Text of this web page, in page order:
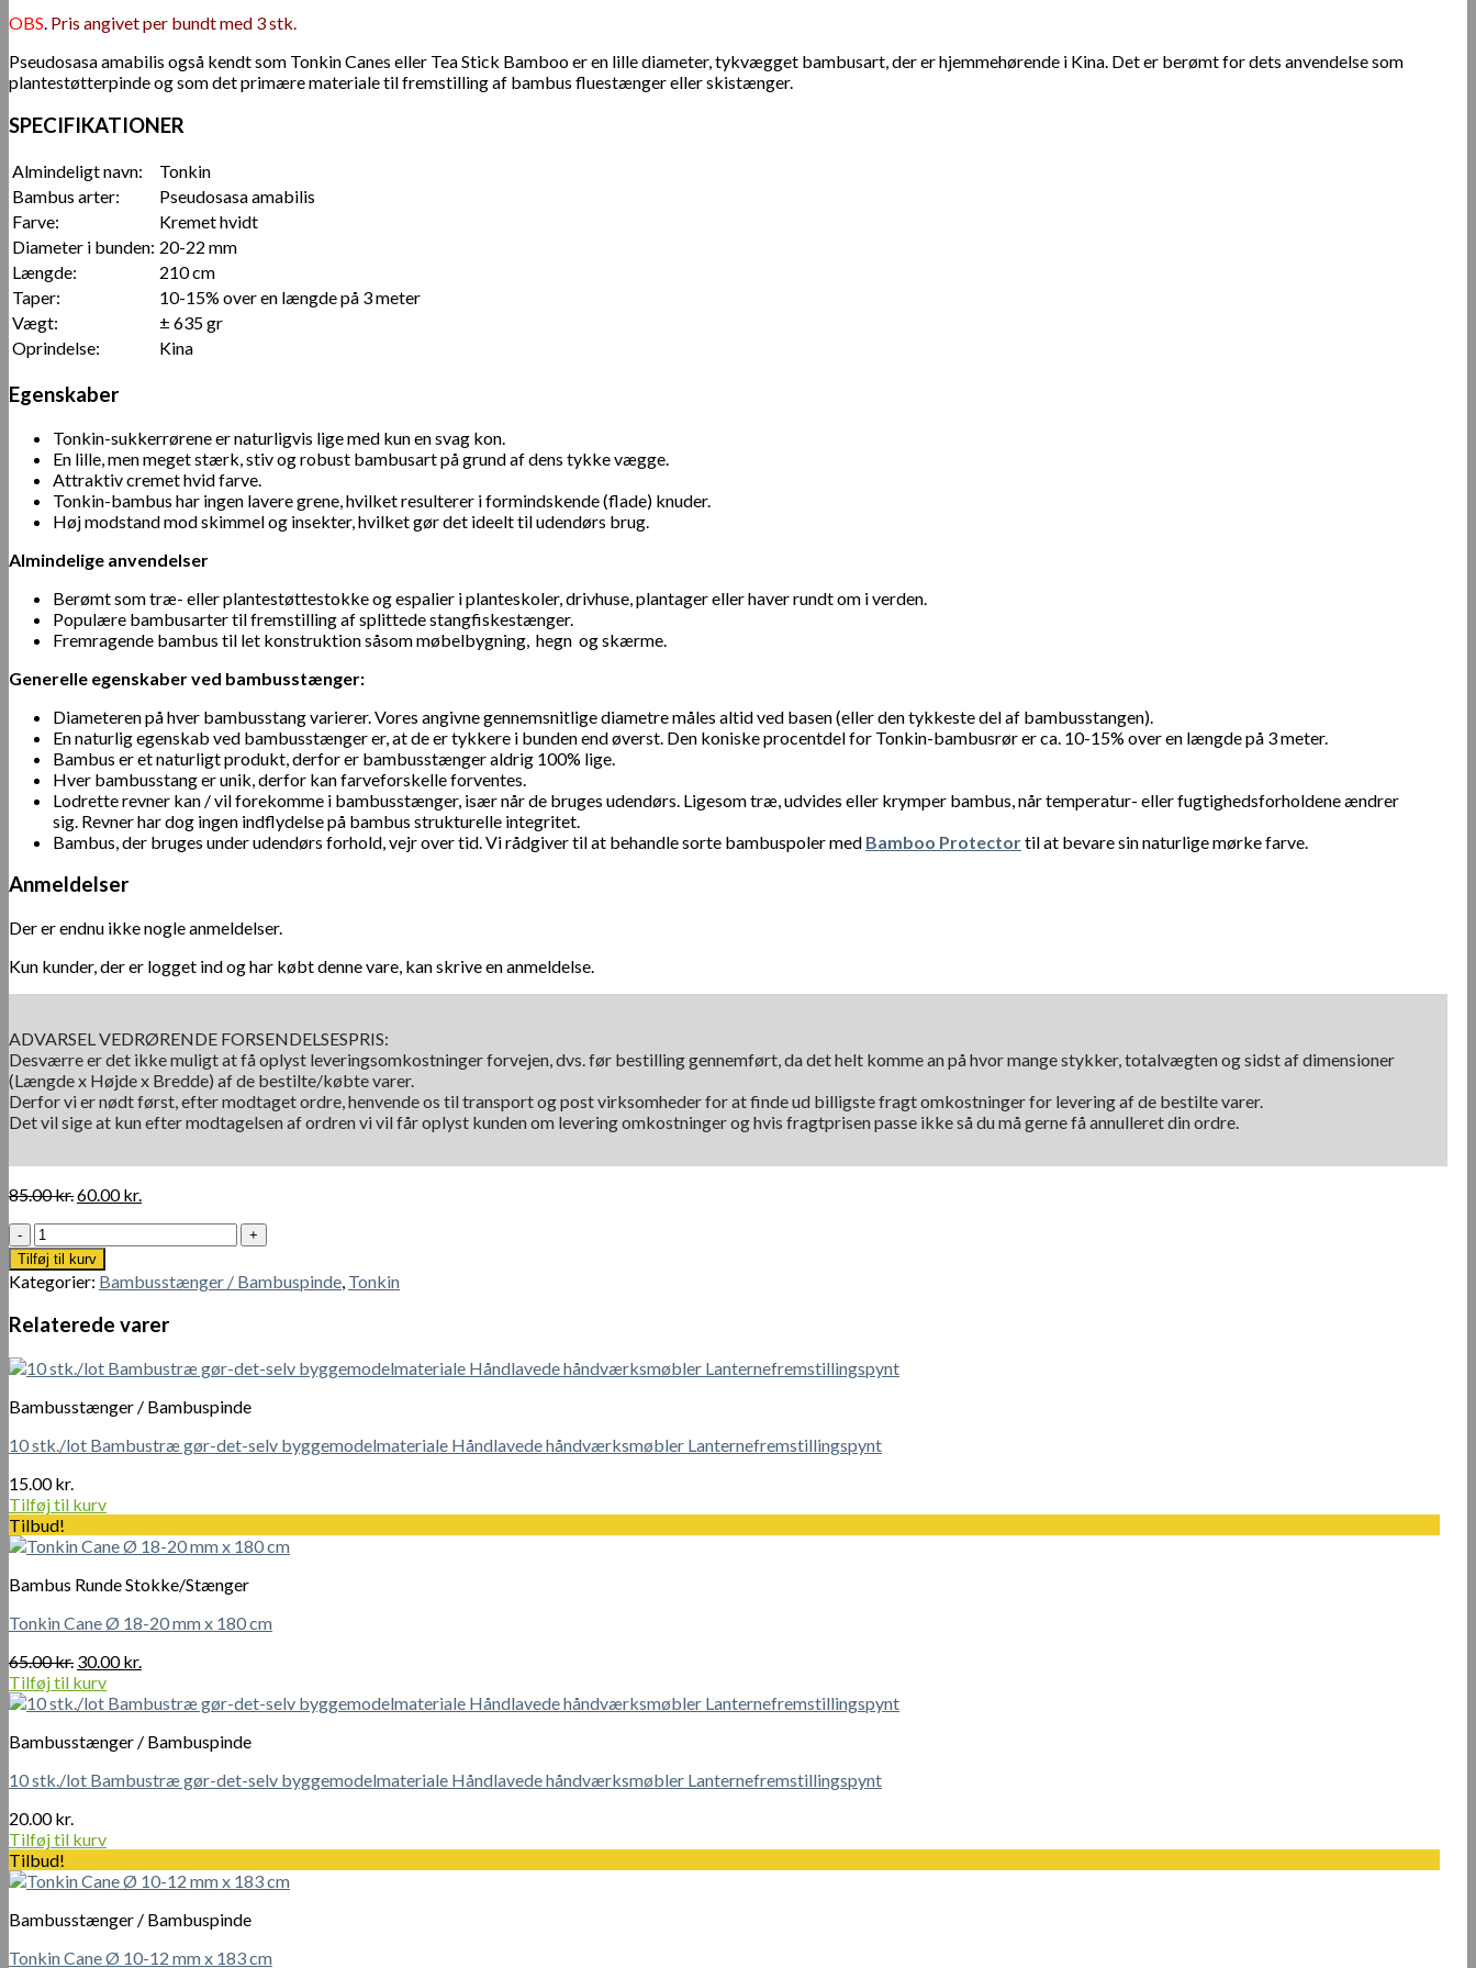
OBS. Pris angivet per bundt med 3 stk.
Pseudosasa amabilis også kendt som Tonkin Canes eller Tea Stick Bamboo er en lille diameter, tykvægget bambusart, der er hjemmehørende i Kina. Det er berømt for dets anvendelse som
plantestøtterpinde og som det primære materiale til fremstilling af bambus fluestænger eller skistænger.
SPECIFIKATIONER
Almindeligt navn:
Tonkin
Bambus arter:
Pseudosasa amabilis
Farve:
Kremet hvidt
Diameter i bunden: 20-22 mm
Længde:
210 cm
Taper:
10-15% over en længde på 3 meter
Vægt:
± 635 gr
Oprindelse:
Kina
Egenskaber
Tonkin-sukkerrørene er naturligvis lige med kun en svag kon.
En lille, men meget stærk, stiv og robust bambusart på grund af dens tykke vægge.
Attraktiv cremet hvid farve.
Tonkin-bambus har ingen lavere grene, hvilket resulterer i formindskende (flade) knuder.
Høj modstand mod skimmel og insekter, hvilket gør det ideelt til udendørs brug.
Almindelige anvendelser
Berømt som træ- eller plantestøttestokke og espalier i planteskoler, drivhuse, plantager eller haver rundt om i verden.
Populære bambusarter til fremstilling af splittede stangfiskestænger.
Fremragende bambus til let konstruktion såsom møbelbygning, hegn og skærme.
Generelle egenskaber ved bambusstænger:
Diameteren på hver bambusstang varierer. Vores angivne gennemsnitlige diametre måles altid ved basen (eller den tykkeste del af bambusstangen).
En naturlig egenskab ved bambusstænger er, at de er tykkere i bunden end øverst. Den koniske procentdel for Tonkin-bambusrør er ca. 10-15% over en længde på 3 meter.
Bambus er et naturligt produkt, derfor er bambusstænger aldrig 100% lige.
Hver bambusstang er unik, derfor kan farveforskelle forventes.
Lodrette revner kan / vil forekomme i bambusstænger, især når de bruges udendørs. Ligesom træ, udvides eller krymper bambus, når temperatur- eller fugtighedsforholdene ændrer
sig. Revner har dog ingen indflydelse på bambus strukturelle integritet.
Bambus, der bruges under udendørs forhold, vejr over tid. Vi rådgiver til at behandle sorte bambuspoler med Bamboo Protectortil at bevare sin naturlige mørke farve.
Anmeldelser
Der er endnu ikke nogle anmeldelser.
Kun kunder, der er logget ind og har købt denne vare, kan skrive en anmeldelse.
ADVARSEL VEDRØRENDE FORSENDELSESPRIS:
Desværre er det ikke muligt at få oplyst leveringsomkostninger forvejen, dvs. før bestilling gennemført, da det helt komme an på hvor mange stykker, totalvægten og sidst af dimensioner
(Længde x Højde x Bredde) af de bestilte/købte varer.
Derfor vi er nødt først, efter modtaget ordre, henvende os til transport og post virksomheder for at finde ud billigste fragt omkostninger for levering af de bestilte varer.
Det vil sige at kun efter modtagelsen af ordren vi vil får oplyst kunden om levering omkostninger og hvis fragtprisen passe ikke så du må gerne få annulleret din ordre.
85.00kr.Den
var:
85.00 kr..
60.00kr.
60.00 kr..
Tonkin
Cane
Ø
20-
22
mm
210
cm
antal
Tilføj til kurv
Kategorier: Bambusstænger / Bambuspinde, Tonkin
Relaterede varer
Bambusstænger / Bambuspinde
10 stk./lot Bambustræ gør-det-selv byggemodelmateriale Håndlavede håndværksmøbler Lanternefremstillingspynt
15.00kr.
Tilføj til kurv
Tilbud!
Bambus Runde Stokke/Stænger
Tonkin Cane Ø 18-20 mm x 180 cm
65.00kr. Den
oprindelige
pris
65.00 kr..
30.00kr.
pris
30.00 kr..
Tilføj til kurv
Bambusstænger / Bambuspinde
10 stk./lot Bambustræ gør-det-selv byggemodelmateriale Håndlavede håndværksmøbler Lanternefremstillingspynt
20.00kr.
Tilføj til kurv
Tilbud!
Bambusstænger / Bambuspinde
Tonkin Cane Ø 10-12 mm x 183 cm